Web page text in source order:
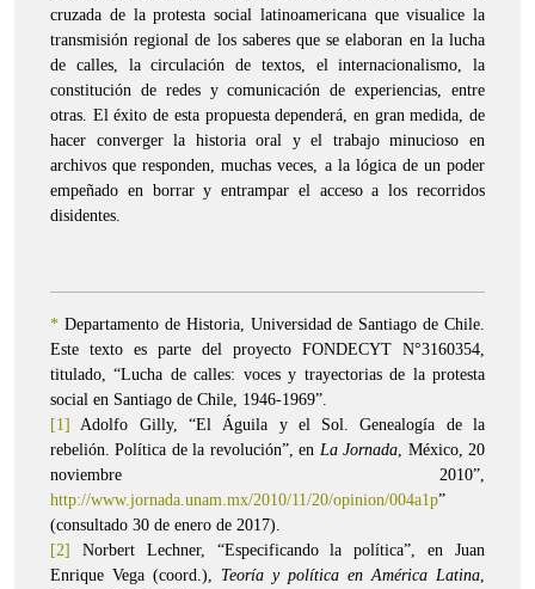
cruzada de la protesta social latinoamericana que visualice la
transmisión regional de los saberes que se elaboran en la lucha
de calles, la circulación de textos, el internacionalismo, la
constitución de redes y comunicación de experiencias, entre
otras. El éxito de esta propuesta dependerá, en gran medida, de
hacer converger la historia oral y el trabajo minucioso en
archivos que responden, muchas veces, a la lógica de un poder
empeñado en borrar y entrampar el acceso a los recorridos
disidentes.
* Departamento de Historia, Universidad de Santiago de Chile.
Este texto es parte del proyecto FONDECYT N°3160354,
titulado, “Lucha de calles: voces y trayectorias de la protesta
social en Santiago de Chile, 1946-1969”.
[1]
Adolfo Gilly, “El Águila y el Sol. Genealogía de la
rebelión. Política de la revolución”, en La Jornada , México, 20
noviembre 2010”,
http://www.jornada.unam.mx/2010/11/20/opinion/004a1p”
(consultado 30 de enero de 2017).
[2]
Norbert Lechner, “Especificando la política”, en Juan
Enrique Vega (coord.), Teoría y política en América Latina